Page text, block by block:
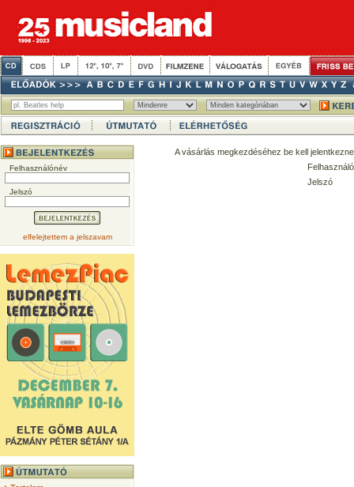
Felhasználónév
Jelszó
elfelejtettem a jelszavam
A vásárlás megkezdéséhez be kell
Jelszó